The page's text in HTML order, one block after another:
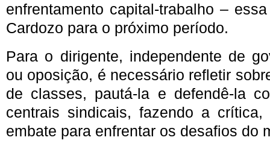
enfrentamento capital-trabalho –
Cardozo para o próximo período.
Para o dirigente, independente de
ou oposição, é necessário refletir
de classes, pautá-la e defendê-la
centrais sindicais, fazendo a
embate para enfrentar os desafios do